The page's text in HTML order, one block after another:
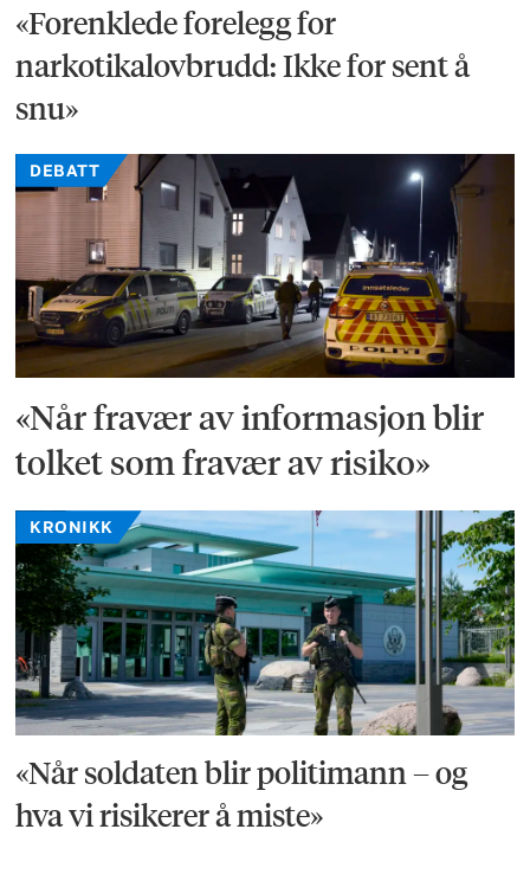
«Forenklede forelegg for
narkotikalovbrudd: Ikke for sent å
snu»
DEBATT
«Når fravær av informasjon blir
tolket som fravær av risiko»
KRONIKK
«Når soldaten blir politimann – og
hva vi risikerer å miste»